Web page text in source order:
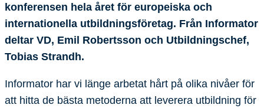
konferensen hela året för europeiska och
internationella utbildningsföretag. Från Informator
deltar VD, Emil Robertsson och Utbildningschef,
Tobias Strandh.
Informator har vi länge arbetat hårt på olika nivåer för
att hitta de bästa metoderna att leverera utbildning för